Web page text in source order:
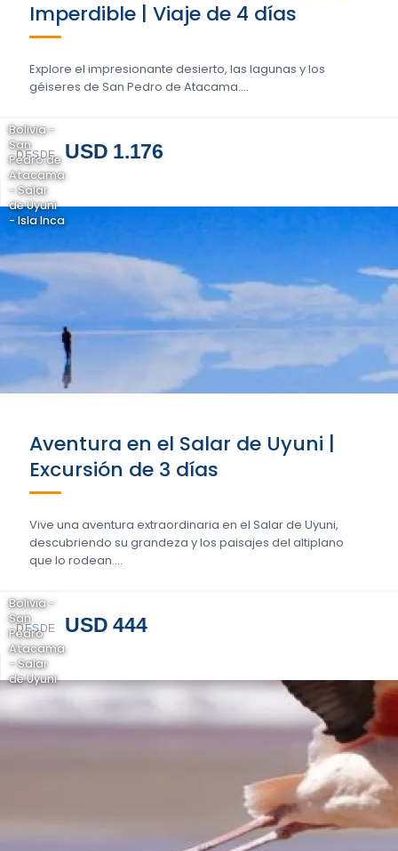
Imperdible | Viaje de 4 días
Explore el impresionante desierto, las lagunas y los
géiseres de San Pedro de Atacama....
DESDE USD 1.176
Bolivia -
San
Pedro de
Atacama
- Salar
de Uyuni
- Isla Inca
Aventura en el Salar de Uyuni |
Excursión de 3 días
Vive una aventura extraordinaria en el Salar de Uyuni,
descubriendo su grandeza y los paisajes del altiplano
que lo rodean....
DESDE USD 444
Bolivia -
San
Pedro
Atacama
- Salar
de Uyuni